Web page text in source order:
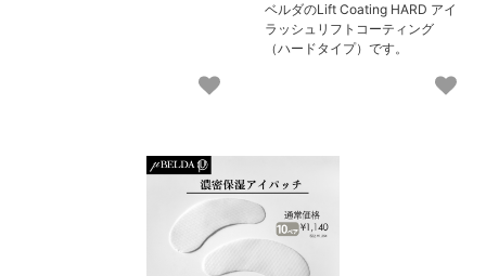
ベルダのLift Coating HARD アイ
ラッシュリフトコーティング
（ハードタイプ）です。